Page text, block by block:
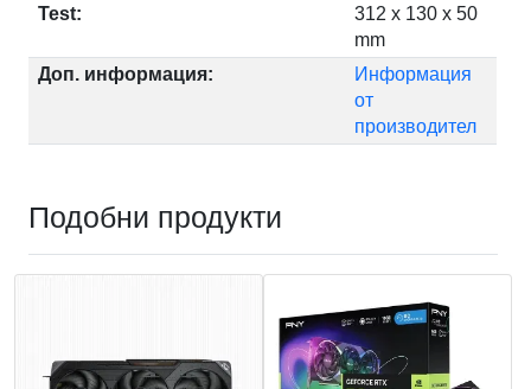
Test:
312 x 130 x 50
mm
Доп. информация:
Информация
от
производител
Подобни продукти